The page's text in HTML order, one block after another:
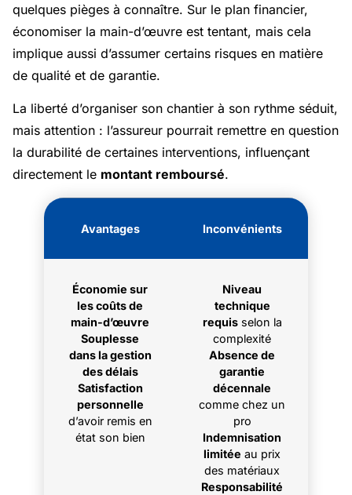
quelques pièges à connaître. Sur le plan financier,
économiser la main-d’œuvre est tentant, mais cela
implique aussi d’assumer certains risques en matière
de qualité et de garantie.
La liberté d’organiser son chantier à son rythme séduit,
mais attention : l’assureur pourrait remettre en question
la durabilité de certaines interventions, influençant
directement le montant remboursé.
Avantages Inconvénients
Économie sur
les coûts de
main-d’œuvre
Souplesse
dans la gestion
des délais
Satisfaction
personnelle
d’avoir remis en
état son bien
Niveau
technique
requisselon la
complexité
Absence de
garantie
décennale
comme chez un
pro
Indemnisation
limitée au prix
des matériaux
Responsabilité